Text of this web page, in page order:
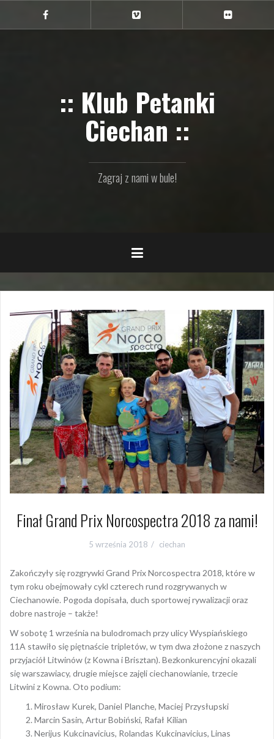
treści
Ciechan
na
na
na
:: Klub Petanki
Ciechan ::
Zagraj z nami w bule!
Finał Grand Prix Norcospectra 2018 za nami!
5 września 2018 ciechan
Zakończyły się rozgrywki Grand Prix Norcospectra 2018, które w
tym roku obejmowały cykl czterech rund rozgrywanych w
Ciechanowie. Pogoda dopisała, duch sportowej rywalizacji oraz
dobre nastroje – także!
W sobotę 1 września na bulodromach przy ulicy Wyspiańskiego
11A stawiło się piętnaście tripletów, w tym dwa złożone z naszych
przyjaciół Litwinów (z Kowna i Brisztan). Bezkonkurencyjni okazali
się warszawiacy, drugie miejsce zajęli ciechanowianie, trzecie
Litwini z Kowna. Oto podium:
Mirosław Kurek, Daniel Planche, Maciej Przysłupski
Marcin Sasin, Artur Bobiński, Rafał Kilian
Nerijus Kukcinavicius, Rolandas Kukcinavicius, Linas